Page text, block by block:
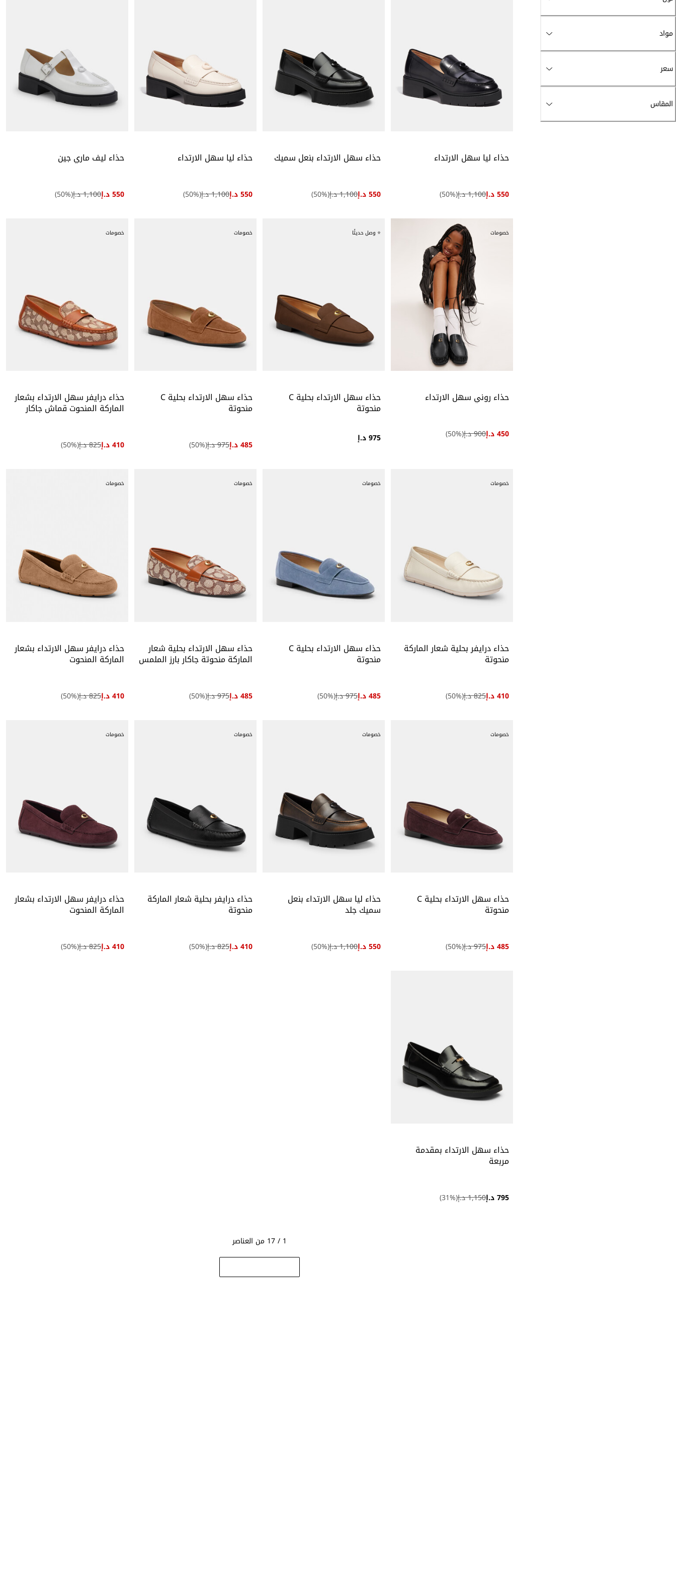
مواد
سعر
المقاس
حذاء ليا سهل الارتداء
550 د.إ 1,100 د.إ (
50%)
حذاء سهل الارتداء بنعل سميك
550 د.إ 1,100 د.إ (
50%)
حذاء ليا سهل الارتداء
550 د.إ 1,100 د.إ (
50%)
حذاء ليف ماري جين
550 د.إ 1,100 د.إ (
50%)
خصومات
حذاء روني سهل الارتداء
450 د.إ 900 د.إ (
50%)
⭐ وصل حديثًا
حذاء سهل الارتداء بحلية C
منحوتة
975 د.إ
خصومات
حذاء سهل الارتداء بحلية C
منحوتة
485 د.إ 975 د.إ (
50%)
خصومات
حذاء درايفر سهل الارتداء بشعار
الماركة المنحوت قماش جاكار
410 د.إ 825 د.إ (
50%)
خصومات
حذاء درايفر بحلية شعار الماركة
منحوتة
410 د.إ 825 د.إ (
50%)
خصومات
حذاء سهل الارتداء بحلية C
منحوتة
485 د.إ 975 د.إ (
50%)
خصومات
حذاء سهل الارتداء بحلية شعار
الماركة منحوتة جاكار بارز الملمس
485 د.إ 975 د.إ (
50%)
خصومات
حذاء درايفر سهل الارتداء بشعار
الماركة المنحوت
410 د.إ 825 د.إ (
50%)
خصومات
حذاء سهل الارتداء بحلية C
منحوتة
485 د.إ 975 د.إ (
50%)
خصومات
حذاء ليا سهل الارتداء بنعل
سميك جلد
550 د.إ 1,100 د.إ (
50%)
خصومات
حذاء درايفر بحلية شعار الماركة
منحوتة
410 د.إ 825 د.إ (
50%)
خصومات
حذاء درايفر سهل الارتداء بشعار
الماركة المنحوت
410 د.إ 825 د.إ (
50%)
حذاء سهل الارتداء بمقدمة
مربعة
795 د.إ 1,150 د.إ (
31%)
1 / 17 من العناصر